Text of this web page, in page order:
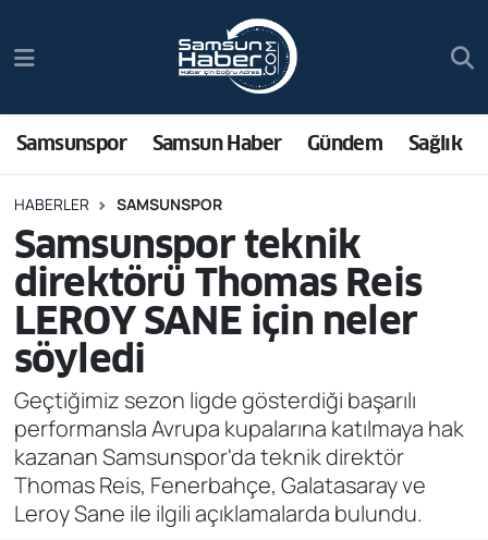
Samsunspor Samsun Haber Gündem Sağlık
HABERLER SAMSUNSPOR
Samsunspor teknik
direktörü Thomas Reis
LEROY SANE için neler
söyledi
Geçtiğimiz sezon ligde gösterdiği başarılı
performansla Avrupa kupalarına katılmaya hak
kazanan Samsunspor'da teknik direktör
Thomas Reis, Fenerbahçe, Galatasaray ve
Leroy Sane ile ilgili açıklamalarda bulundu.
Samsun Haber
Sağlık
Asayiş
Bilim ve Teknoloji
Bölge
Dünya
Ekonomi
Genel
Trafik Durumu
Süper Lig Puan Durumu ve Fikstür
Tüm Manşetler
Son Dakika Haberleri
Haber Arşivi